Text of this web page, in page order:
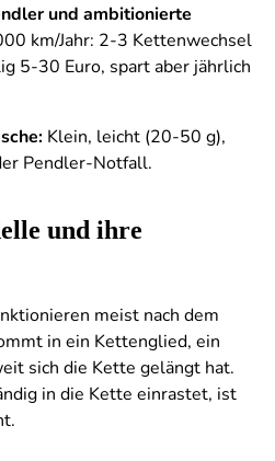
und ambitionierte
km/Jahr: 2-3 Kettenwechsel
5-30 Euro, spart aber jährlich
Klein, leicht (20-50 g),
Pendler-Notfall.
und ihre
meist nach dem
in ein Kettenglied, ein
sich die Kette gelängt hat.
in die Kette einrastet, ist